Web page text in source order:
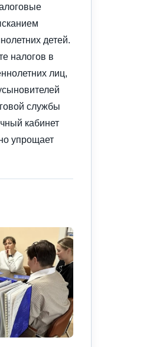
детей.
налогов в
лиц,
службы
кабинет
упрощает